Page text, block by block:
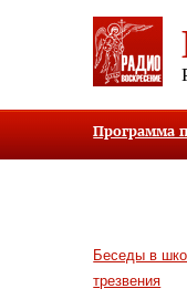
Программа
Беседы в
трезвения